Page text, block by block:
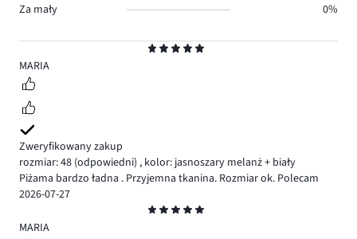
5
MARIA
Zweryfikowany zakup
rozmiar: 48 (odpowiedni) , kolor: jasnoszary melanż + biały
Piżama bardzo ładna . Przyjemna tkanina. Rozmiar ok. Polecam
2026-07-27
5
MARIA
Za mały
0%